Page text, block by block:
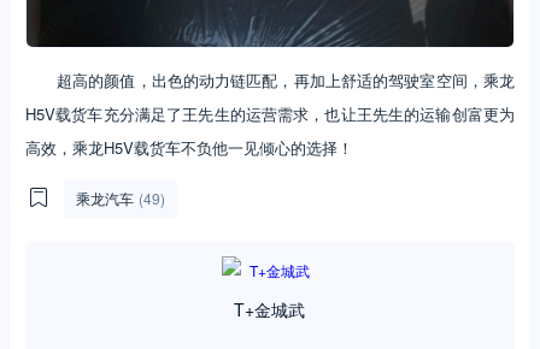
超高的颜值，出色的动力链匹配，再加上舒适的驾驶室空间，乘龙
H5V载货车充分满足了王先生的运营需求，也让王先生的运输创富更为
高效，乘龙H5V载货车不负他一见倾心的选择！
乘龙汽车 (49)
T+金城武